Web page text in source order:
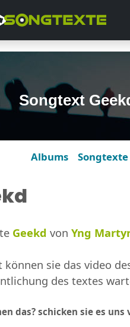
Songtext
Albums Songtexte
Geekd von Yng
können sie das video
des textes
das? schicken sie es